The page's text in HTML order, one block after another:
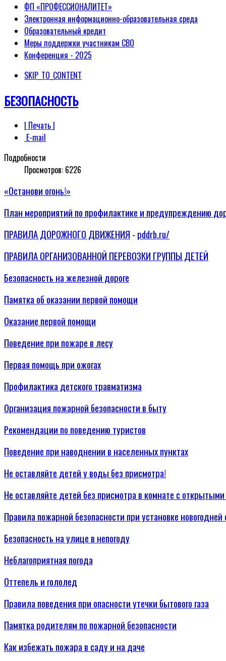
ФП «ПРОФЕССИОНАЛИТЕТ»
Электронная информационно-образовательная среда
Образовательный кредит
Меры поддержки участникам СВО
Конференция - 2025
SKIP_TO_CONTENT
БЕЗОПАСНОСТЬ
| Печать |
E-mail
Подробности
Просмотров: 6226
«Останови огонь!»
План мероприятий по профилактике и предупреждению
ПРАВИЛА ДОРОЖНОГО ДВИЖЕНИЯ - pddrb.ru/
ПРАВИЛА ОРГАНИЗОВАННОЙ ПЕРЕВОЗКИ ГРУППЫ ДЕТЕЙ
Безопасность на железной дороге
Памятка об оказании первой помощи
Оказание первой помощи
Поведение при пожаре в лесу
Первая помощь при ожогах
Профилактика детского травматизма
Организация пожарной безопасности в быту
Рекомендации по поведению туристов
Поведение при наводнении в населенных пунктах
Не оставляйте детей у воды без присмотра!
Не оставляйте детей без присмотра в комнате с
Правила пожарной безопасности при установке новогодней
Безопасность на улице в непогоду
Неблагоприятная погода
Оттепель и гололед
Правила поведения при опасности утечки бытового газа
Памятка родителям по пожарной безопасности
Как избежать пожара в саду и на даче